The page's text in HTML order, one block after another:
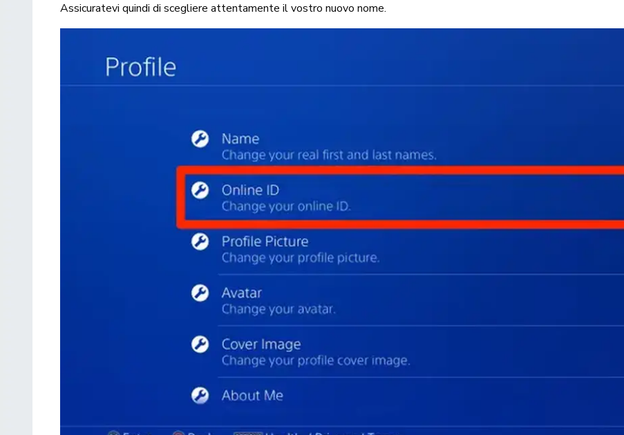
Assicuratevi quindi di scegliere attentamente il vostro nuovo nome.